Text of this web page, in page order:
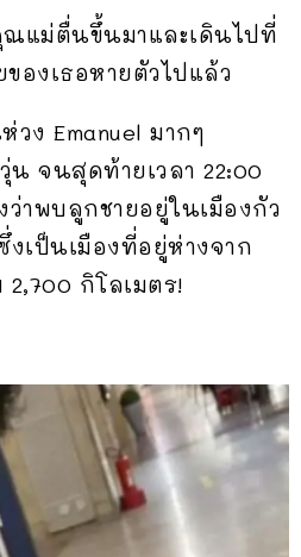
แม่ตื่นขึ้นมาและเดินไปที่
องเธอหายตัวไปแล้ว
ง Emanuel มากๆ
จนสุดท้ายเวลา 22:00
าพบลูกชายอยู่ในเมืองกัว
เป็นเมืองที่อยู่ห่างจาก
กิโลเมตร!